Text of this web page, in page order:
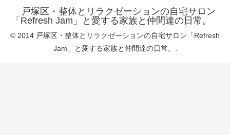
戸塚区・整体とリラクゼーションの自宅サロン
「Refresh Jam」と愛する家族と仲間達の日常。
© 2014 戸塚区・整体とリラクゼーションの自宅サロン「Refresh
Jam」と愛する家族と仲間達の日常。.